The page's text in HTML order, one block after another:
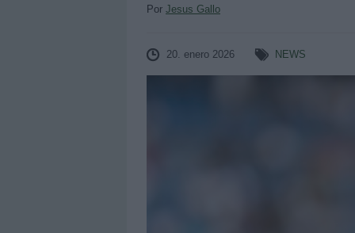
Por Jesus Gallo
20. enero 2026 NEWS